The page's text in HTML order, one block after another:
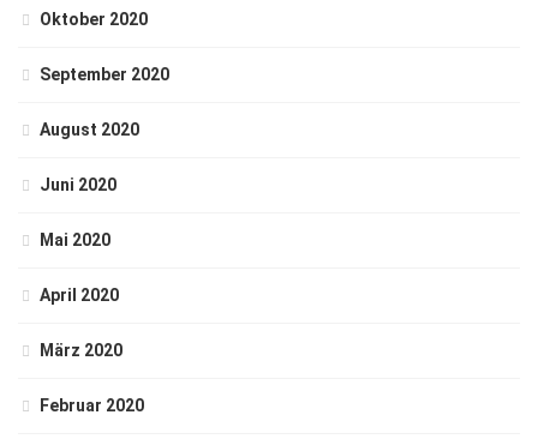
Oktober 2020
September 2020
August 2020
Juni 2020
Mai 2020
April 2020
März 2020
Februar 2020